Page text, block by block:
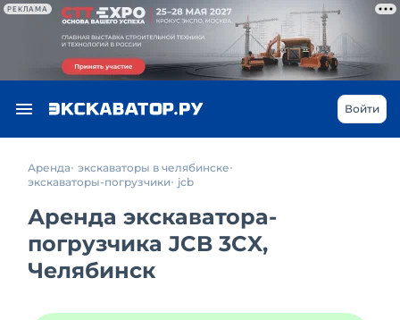
РЕКЛАМА
Войти
Аренда экскаваторы в челябинске
экскаваторы-погрузчики jcb
Аренда экскаватора-
погрузчика JCB 3CX,
Челябинск